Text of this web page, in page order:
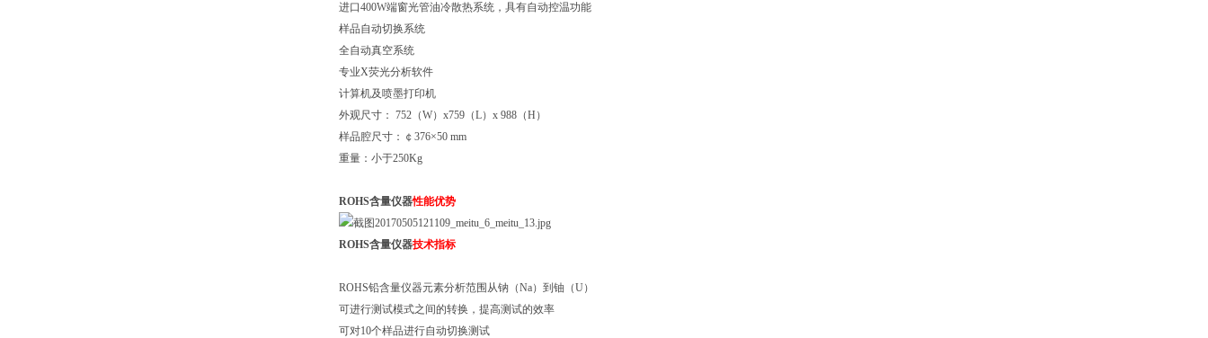
进口400W端窗光管油冷散热系统，具有自动控温功能
样品自动切换系统
全自动真空系统
专业X荧光分析软件
计算机及喷墨打印机
外观尺寸： 752（W）x759（L）x 988（H）
样品腔尺寸：￠376×50 mm
重量：小于250Kg
ROHS含量仪器性能优势
ROHS含量仪器技术指标
ROHS铅含量仪器元素分析范围从钠（Na）到铀（U）
可进行测试模式之间的转换，提高测试的效率
可对10个样品进行自动切换测试